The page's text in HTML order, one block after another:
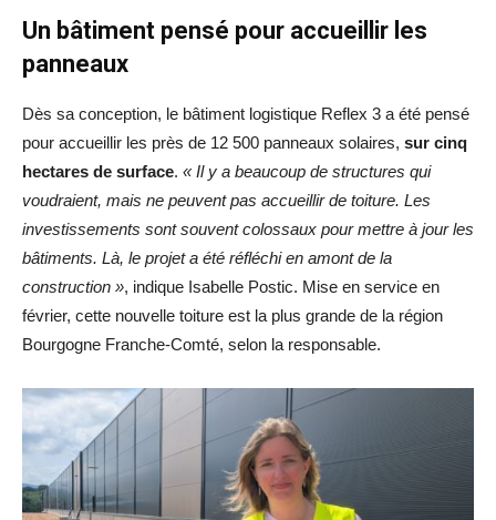
Un bâtiment pensé pour accueillir les
panneaux
Dès sa conception, le bâtiment logistique Reflex 3 a été pensé
pour accueillir les près de 12 500 panneaux solaires, sur cinq
hectares de surface. « Il y a beaucoup de structures qui
voudraient, mais ne peuvent pas accueillir de toiture. Les
investissements sont souvent colossaux pour mettre à jour les
bâtiments. Là, le projet a été réfléchi en amont de la
construction », indique Isabelle Postic. Mise en service en
février, cette nouvelle toiture est la plus grande de la région
Bourgogne Franche-Comté, selon la responsable.